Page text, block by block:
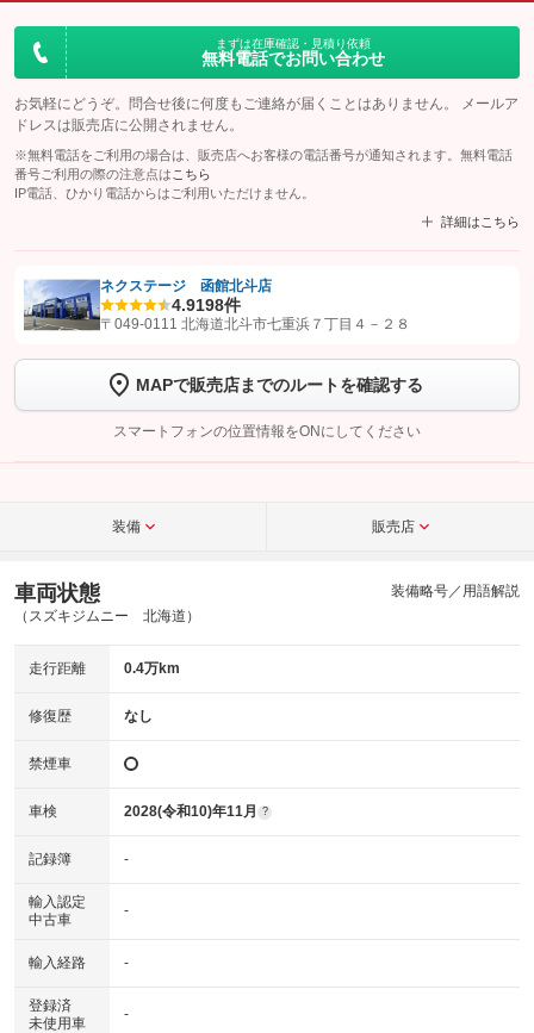
まずは在庫確認・見積り依頼
無料電話でお問い合わせ
お気軽にどうぞ。問合せ後に何度もご連絡が届くことはありません。 メールア
ドレスは販売店に公開されません。
※無料電話をご利用の場合は、販売店へお客様の電話番号が通知されます。無料電話
番号ご利用の際の注意点は こちら
IP電話、ひかり電話からはご利用いただけません。
詳細はこちら
【STEP1】認証画面でグーネットを友だち追加してから「許可する」ボタンを押
トーク画面で
ボタンをタップして問い合わせを
完了してください。
こちら
ネクステージ 函館北斗店
4.9198件
〒049-0111 北海道北斗市七重浜７丁目４－２８
MAPで販売店までのルートを確認する
スマートフォンの位置情報をONにしてください
装備 販売店
車両状態
（スズキジムニー 北海道）
装備略号／用語解説
走行距離 0.4万km
修復歴 なし
禁煙車
車検 2028(令和10)年11月 ?
記録簿 -
輸入認定
中古車
-
輸入経路 -
登録済
未使用車
-